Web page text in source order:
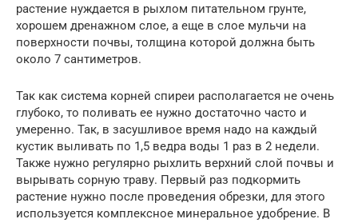
растение нуждается в рыхлом питательном грунте,
хорошем дренажном слое, а еще в слое мульчи на
поверхности почвы, толщина которой должна быть
около 7 сантиметров.
Так как система корней спиреи располагается не очень
глубоко, то поливать ее нужно достаточно часто и
умеренно. Так, в засушливое время надо на каждый
кустик выливать по 1,5 ведра воды 1 раз в 2 недели.
Также нужно регулярно рыхлить верхний слой почвы и
вырывать сорную траву. Первый раз подкормить
растение нужно после проведения обрезки, для этого
используется комплексное минеральное удобрение. В